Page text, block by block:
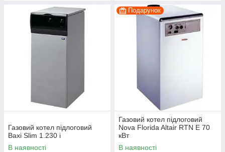
Газовий котел підлоговий
Baxi Slim 1.230 i
В наявності
Подарунок
Газовий котел підлоговий
Nova Florida Altair RTN E 70
кВт
В наявності